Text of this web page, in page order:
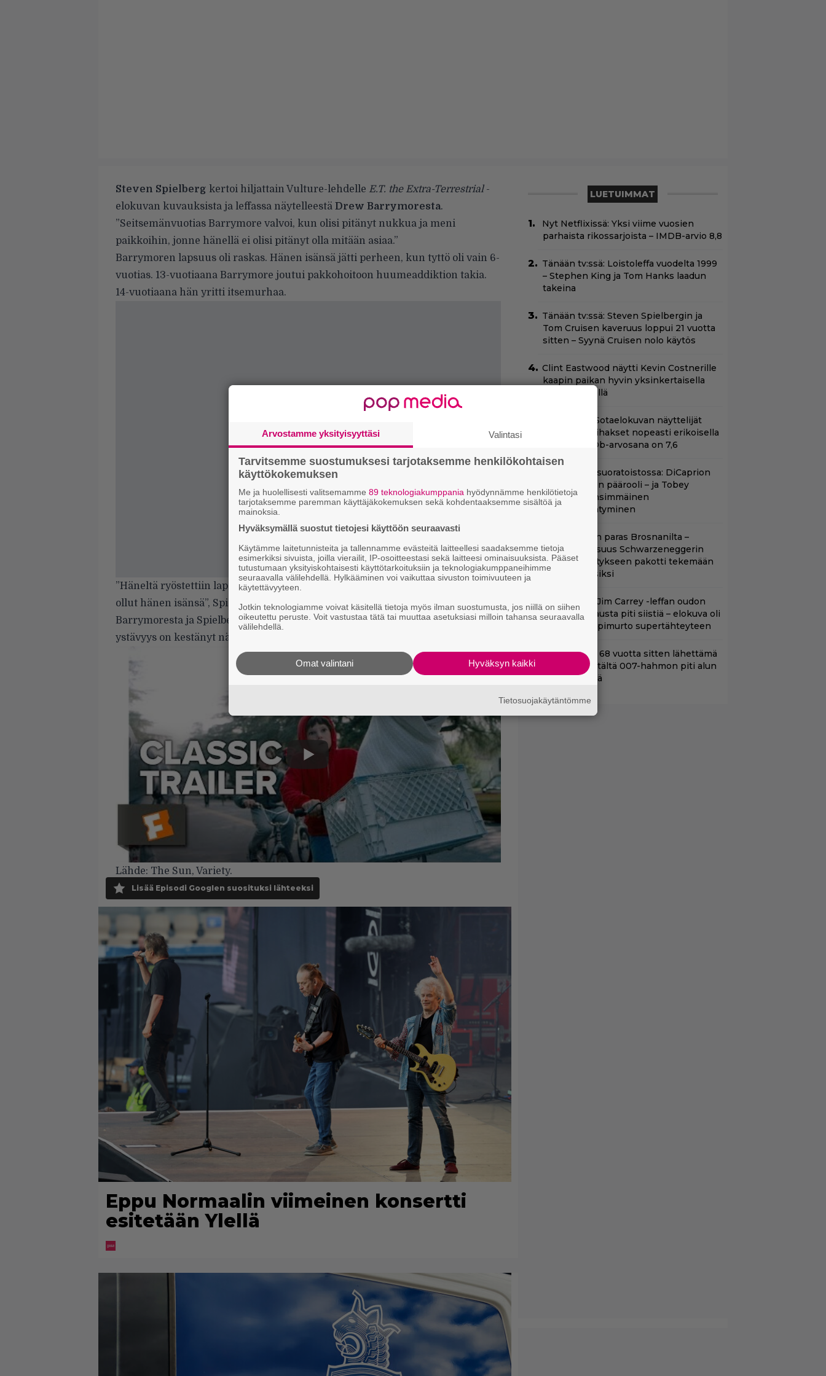
Steven Spielberg kertoi hiljattain Vulture-lehdelle E.T. the Extra-Terrestrial-
elokuvan kuvauksista ja leffassa näytelleestä Drew Barrymoresta.
”Seitsemänvuotias Barrymore valvoi, kun olisi pitänyt nukkua ja meni
paikkoihin, jonne hänellä ei olisi pitänyt olla mitään asiaa.”
Barrymoren lapsuus oli raskas. Hänen isänsä jätti perheen, kun tyttö oli vain 6-
vuotias. 13-vuotiaana Barrymore joutui pakkohoitoon huumeaddiktion takia.
14-vuotiaana hän yritti itsemurhaa.
”Häneltä ryöstettiin lapsuus ja tuntui avuttomalta katsella vierestä, koska en
ollut hänen isänsä”, Spielberg tilittää.
Barrymoresta ja Spielbergistä tuliE.T:nmyötä läheiset. Spielbergin mukaan
ystävyys on kestänyt näihin päiviin saakka.
Lähde: The Sun, Variety.
Lisää Episodi Googlen suosituksi lähteeksi
Eppu Normaalin viimeinen konsertti
esitetään Ylellä
LUETUIMMAT
Nyt Netflixissä: Yksi viime vuosien
parhaista rikossarjoista – IMDB-arvio 8,8
Tänään tv:ssä: Loistoleffa vuodelta 1999
– Stephen King ja Tom Hanks laadun
takeina
Tänään tv:ssä: Steven Spielbergin ja
Tom Cruisen kaveruus loppui 21 vuotta
sitten – Syynä Cruisen nolo käytös
Clint Eastwood näytti Kevin Costnerille
kaapin paikan hyvin yksinkertaisella
toimenpiteellä
Yöllä tv:ssä: Sotaelokuvan näyttelijät
kasvattivat lihakset nopeasti erikoisella
kikalla – IMDb-arvosana on 7,6
Huippuleffa suoratoistossa: DiCaprion
ensimmäinen päärooli – ja Tobey
Maguiren ensimmäinen
elokuvaesiintyminen
Illan Bond on paras Brosnanilta –
samankaltaisuus Schwarzeneggerin
toimintatykitykseen pakotti tekemään
kässärin uusiksi
Illalla tv:ssä: Jim Carrey -leffan oudon
raakaa kohtausta piti siistiä – elokuva oli
koomikon läpimurto supertähteyteen
Bond-luojan 68 vuotta sitten lähettämä
kirje löytyi – tältä 007-hahmon piti alun
perin näyttää
Arvostamme yksityisyyttäsi Valintasi
Tarvitsemme suostumuksesi tarjotaksemme henkilökohtaisen
käyttökokemuksen
Me ja huolellisesti valitsemamme 89 teknologiakumppania hyödynnämme henkilötietoja
tarjotaksemme paremman käyttäjäkokemuksen sekä kohdentaaksemme sisältöä ja
mainoksia.
Hyväksymällä suostut tietojesi käyttöön seuraavasti
Käytämme laitetunnisteita ja tallennamme evästeitä laitteellesi saadaksemme tietoja
esimerkiksi sivuista, joilla vierailit, IP-osoitteestasi sekä laitteesi ominaisuuksista. Pääset
tutustumaan yksityiskohtaisesti käyttötarkoituksiin ja teknologiakumppaneihimme
seuraavalla välilehdellä. Hylkääminen voi vaikuttaa sivuston toimivuuteen ja
käytettävyyteen.
Jotkin teknologiamme voivat käsitellä tietoja myös ilman suostumusta, jos niillä on siihen
oikeutettu peruste. Voit vastustaa tätä tai muuttaa asetuksiasi milloin tahansa seuraavalla
välilehdellä.
Hyväksyn kaikki
Omat valintani
Tietosuojakäytäntömme